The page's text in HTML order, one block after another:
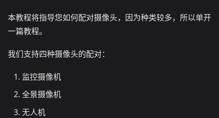
本教程将指导您如何配对摄像头，因为种类较多，所以单开
一篇教程。
我们支持四种摄像头的配对：
监控摄像机
全景摄像机
无人机